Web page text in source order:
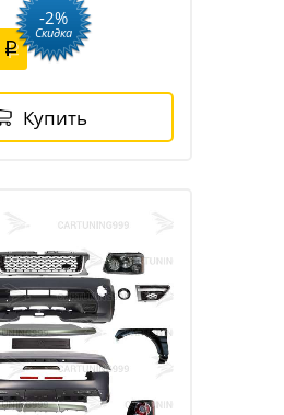
-2%
Скидка
Купить